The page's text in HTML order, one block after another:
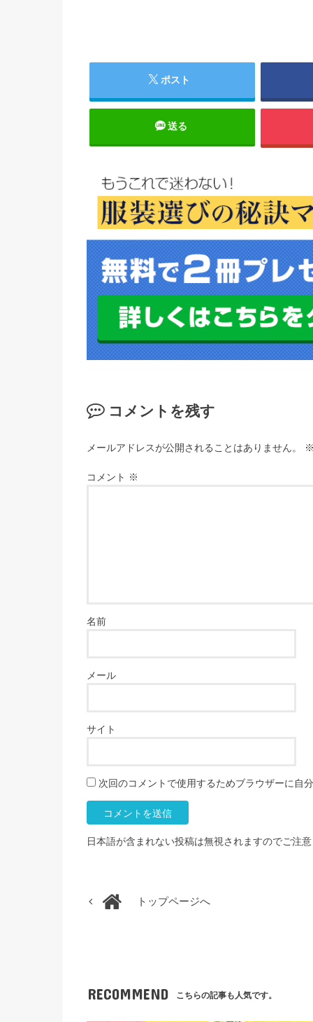
ポスト
送る
コメントを残す
メールアドレスが公開されることはありません。
コメント ※
名前
メール
サイト
次回のコメントで使用するためブラウザーに自
日本語が含まれない投稿は無視されますのでご注
トップページへ
RECOMMEND こちらの記事も人気です。